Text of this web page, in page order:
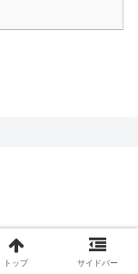
トップ サイドバー